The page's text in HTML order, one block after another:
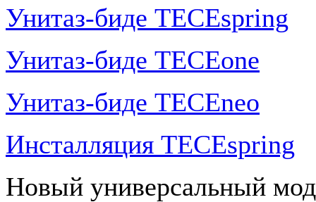
Унитаз-биде TECEspring
Унитаз-биде TECEone
Унитаз-биде TECEneo
Инсталляция TECEspring
Новый универсальный